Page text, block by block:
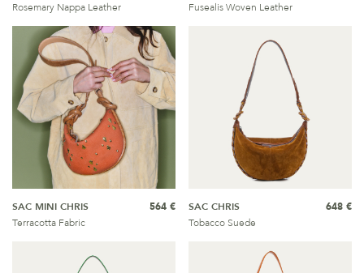
Rosemary Nappa Leather
Fusealis Woven Leather
SAC MINI CHRIS
Terracotta Fabric
564 €
SAC CHRIS
Tobacco Suede
648 €